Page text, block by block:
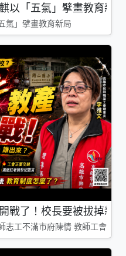
以「五氣」擘畫教育新局
氣」擘畫教育新局
戰了！校長要被拔掉親
志工不滿市府陳情 教師工會槓